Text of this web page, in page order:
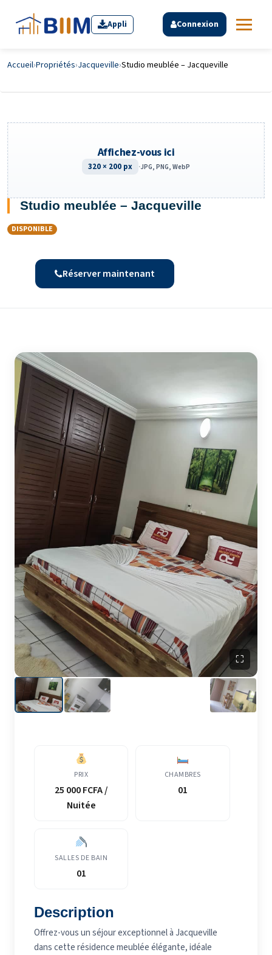
Appli Connexion
Accueil›Propriétés›Jacqueville›Studio meublée – Jacqueville
Studio meublée – Jacqueville
DISPONIBLE
Réserver maintenant
Affichez-vous ici
320 × 200 px ·JPG, PNG, WebP
⛶
PRIX
25 000 FCFA /
Nuitée
CHAMBRES
01
SALLES DE BAIN
01
Description
Offrez-vous un séjour exceptionnel à Jacqueville
dans cette résidence meublée élégante, idéale